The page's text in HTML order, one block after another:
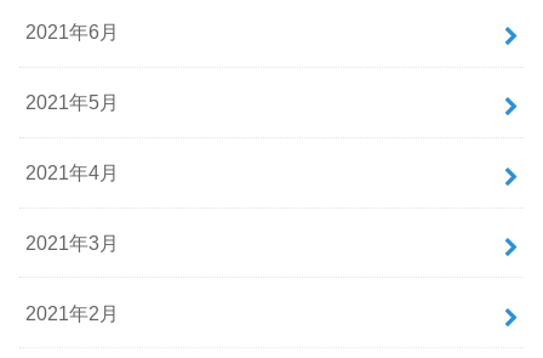
2021年6月
2021年5月
2021年4月
2021年3月
2021年2月